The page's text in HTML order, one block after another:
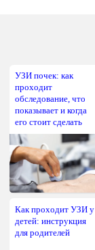
УЗИ почек: как
проходит
обследование, что
показывает и когда
его стоит сделать
Как проходит УЗИ у
детей: инструкция
для родителей